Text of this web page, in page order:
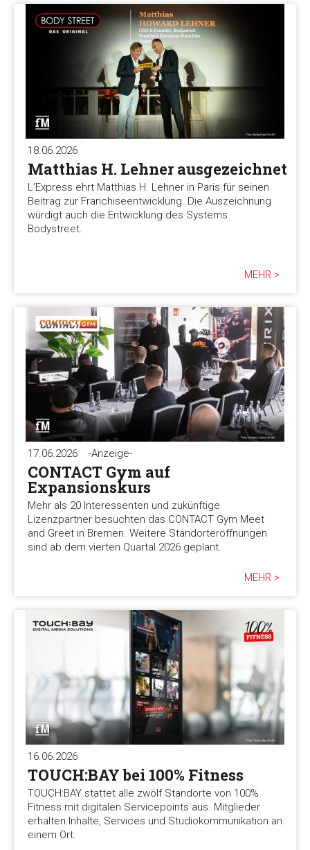
18.06.2026
Matthias H. Lehner ausgezeichnet
L’Express ehrt Matthias H. Lehner in Paris für seinen
Beitrag zur Franchiseentwicklung. Die Auszeichnung
würdigt auch die Entwicklung des Systems
Bodystreet.
MEHR >
17.06.2026 -Anzeige-
CONTACT Gym auf
Expansionskurs
Mehr als 20 Interessenten und zukünftige
Lizenzpartner besuchten das CONTACT Gym Meet
and Greet in Bremen. Weitere Standorteröffnungen
sind ab dem vierten Quartal 2026 geplant.
MEHR >
16.06.2026
TOUCH:BAY bei 100% Fitness
TOUCH:BAY stattet alle zwölf Standorte von 100%
Fitness mit digitalen Servicepoints aus. Mitglieder
erhalten Inhalte, Services und Studiokommunikation an
einem Ort.